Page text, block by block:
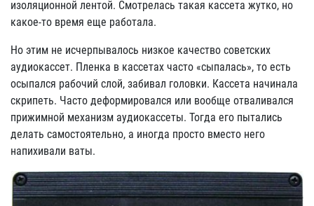
изоляционной лентой. Смотрелась такая кассета жутко, но
какое-то время еще работала.
Но этим не исчерпывалось низкое качество советских
аудиокассет. Пленка в кассетах часто «сыпалась», то есть
осыпался рабочий слой, забивал головки. Кассета начинала
скрипеть. Часто деформировался или вообще отваливался
прижимной механизм аудиокассеты. Тогда его пытались
делать самостоятельно, а иногда просто вместо него
напихивали ваты.